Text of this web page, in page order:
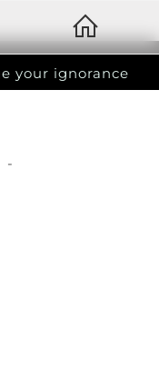
your ignorance
-